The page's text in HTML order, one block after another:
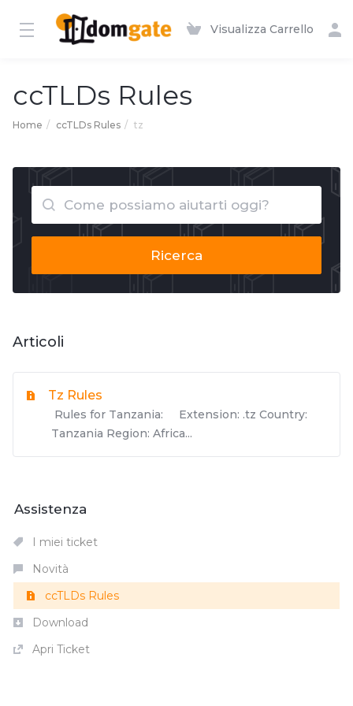
Visualizza Carrello
ccTLDs Rules
Home ccTLDs Rules tz
Ricerca
Articoli
Tz Rules
Rules for Tanzania: Extension: .tz Country:
Tanzania Region: Africa...
Assistenza
I miei ticket
Novità
ccTLDs Rules
Download
Apri Ticket